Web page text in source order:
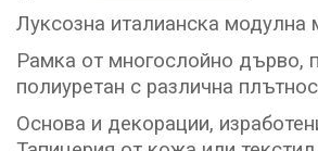
Луксозна италианска модулна
Рамка от многослойно дърво,
полиуретан с различна
Основа и декорации,